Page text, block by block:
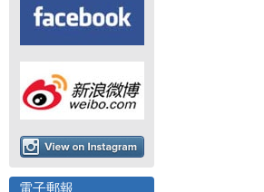
電子郵報